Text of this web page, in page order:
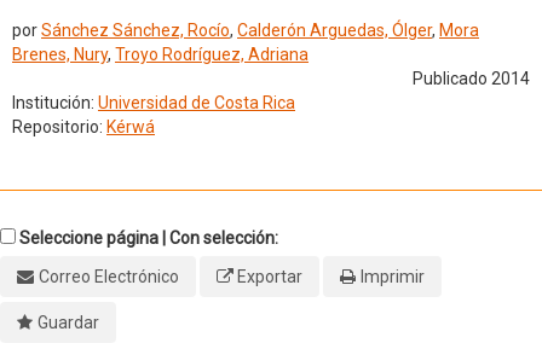
porSánchez Sánchez, Rocío, Calderón Arguedas, Ólger, Mora
Brenes, Nury, Troyo Rodríguez, Adriana
Publicado 2014
Institución: Universidad de Costa Rica
Repositorio: Kérwá
Seleccione página | Con selección:
Correo Electrónico
Exportar Imprimir
Guardar